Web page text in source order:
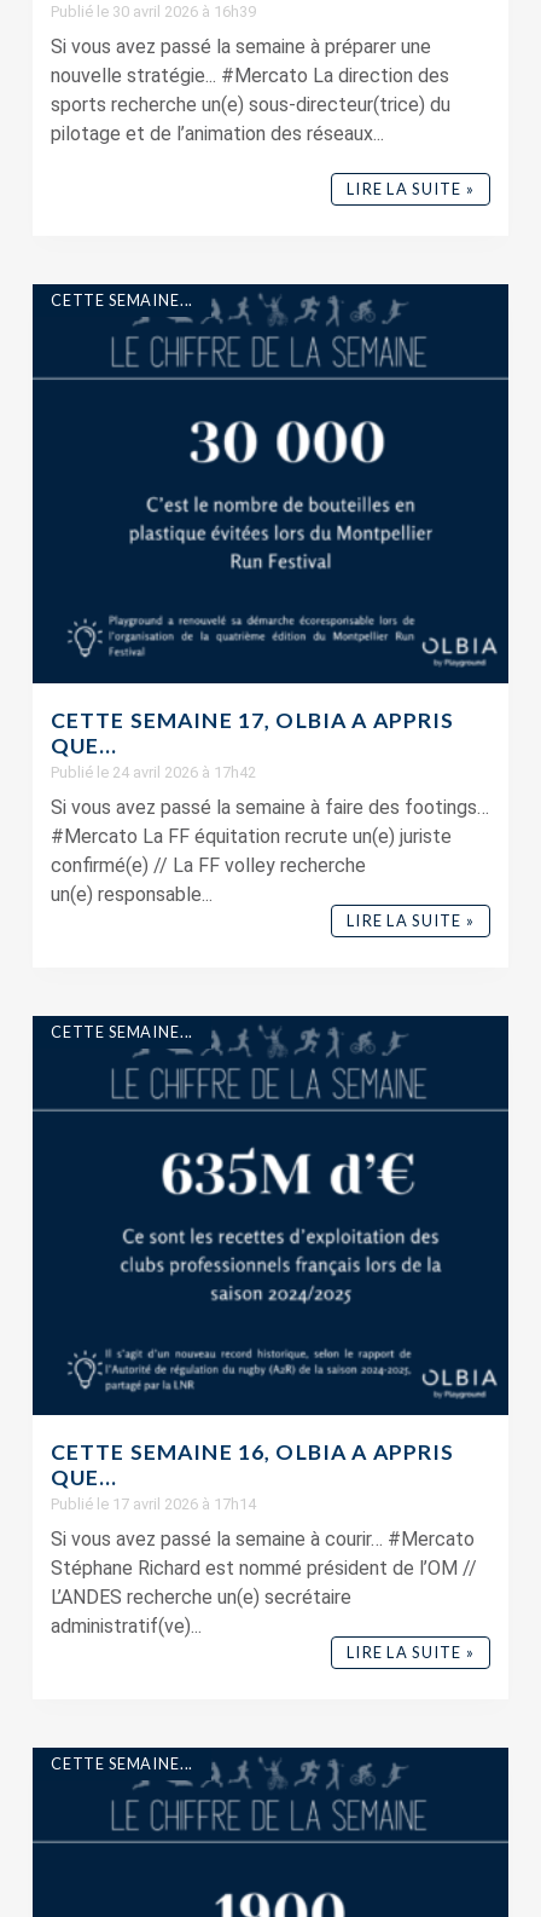
Publié le 30 avril 2026 à 16h39
Si vous avez passé la semaine à préparer une
nouvelle stratégie... #Mercato La direction des
sports recherche un(e) sous-directeur(trice) du
pilotage et de l’animation des réseaux...
LIRE LA SUITE »
CETTE SEMAINE...
CETTE SEMAINE 17, OLBIA A APPRIS
QUE…
Publié le 24 avril 2026 à 17h42
Si vous avez passé la semaine à faire des footings…
#Mercato La FF équitation recrute un(e) juriste
confirmé(e) // La FF volley recherche
un(e) responsable...
LIRE LA SUITE »
CETTE SEMAINE...
CETTE SEMAINE 16, OLBIA A APPRIS
QUE…
Publié le 17 avril 2026 à 17h14
Si vous avez passé la semaine à courir… #Mercato
Stéphane Richard est nommé président de l’OM //
L’ANDES recherche un(e) secrétaire
administratif(ve)...
LIRE LA SUITE »
CETTE SEMAINE...